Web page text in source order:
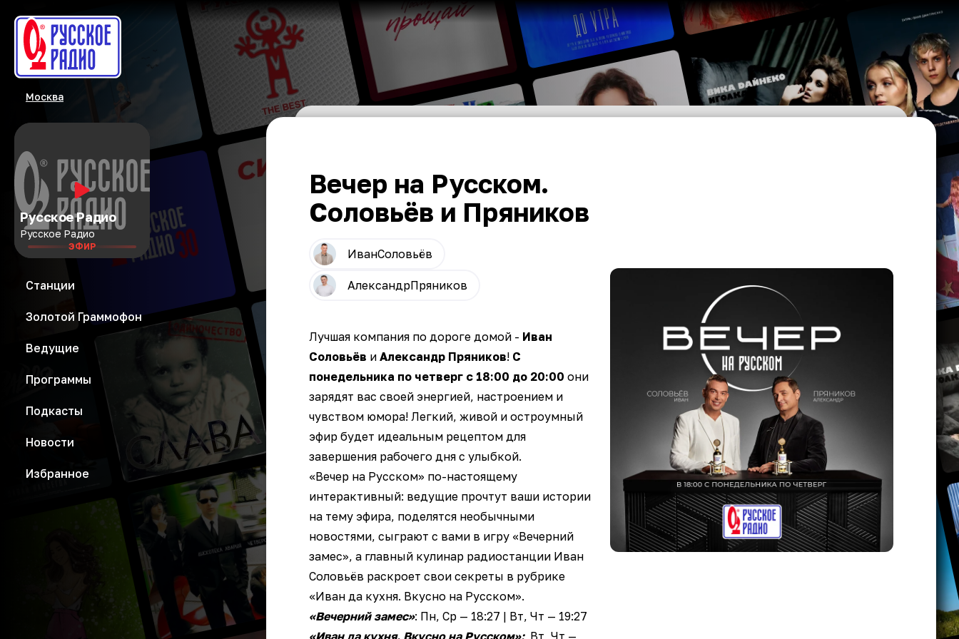
Москва
Русское Радио
Русское Радио
ЭФИР
Станции
Золотой Граммофон
Ведущие
Программы
Подкасты
Новости
Избранное
Вечер на Русском.
Соловьёв и Пряников
ИванСоловьёв
АлександрПряников
Лучшая компания по дороге домой - Иван
Соловьёв и Александр Пряников! С
понедельника по четверг с 18:00 до 20:00 они
зарядят вас своей энергией, настроением и
чувством юмора! Легкий, живой и остроумный
эфир будет идеальным рецептом для
завершения рабочего дня с улыбкой.
«Вечер на Русском» по-настоящему
интерактивный: ведущие прочтут ваши истории
на тему эфира, поделятся необычными
новостями, сыграют с вами в игру «Вечерний
замес», а главный кулинар радиостанции Иван
Соловьёв раскроет свои секреты в рубрике
«Иван да кухня. Вкусно на Русском».
«Вечерний замес»: Пн, Ср — 18:27 | Вт, Чт — 19:27
«Иван да кухня. Вкусно на Русском»:Вт, Чт —